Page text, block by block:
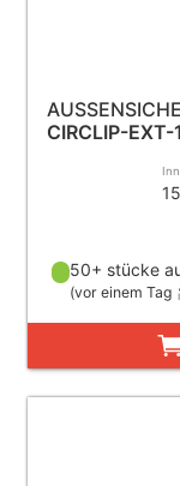
CIRCLIP-EXT-
50+ stücke
(vor einem Tag